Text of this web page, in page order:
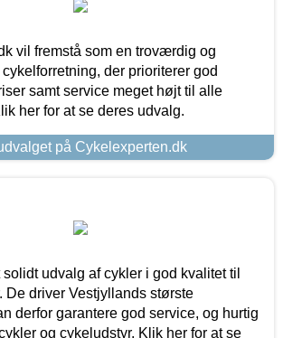
vil fremstå som en troværdig og
der prioriterer god
samt service meget højt til alle
her for at se deres udvalg.
på Cykelexperten.dk
udvalg af cykler i god kvalitet til
De driver Vestjyllands største
derfor garantere god service, og hurtig
og cykeludstyr. Klik her for at se